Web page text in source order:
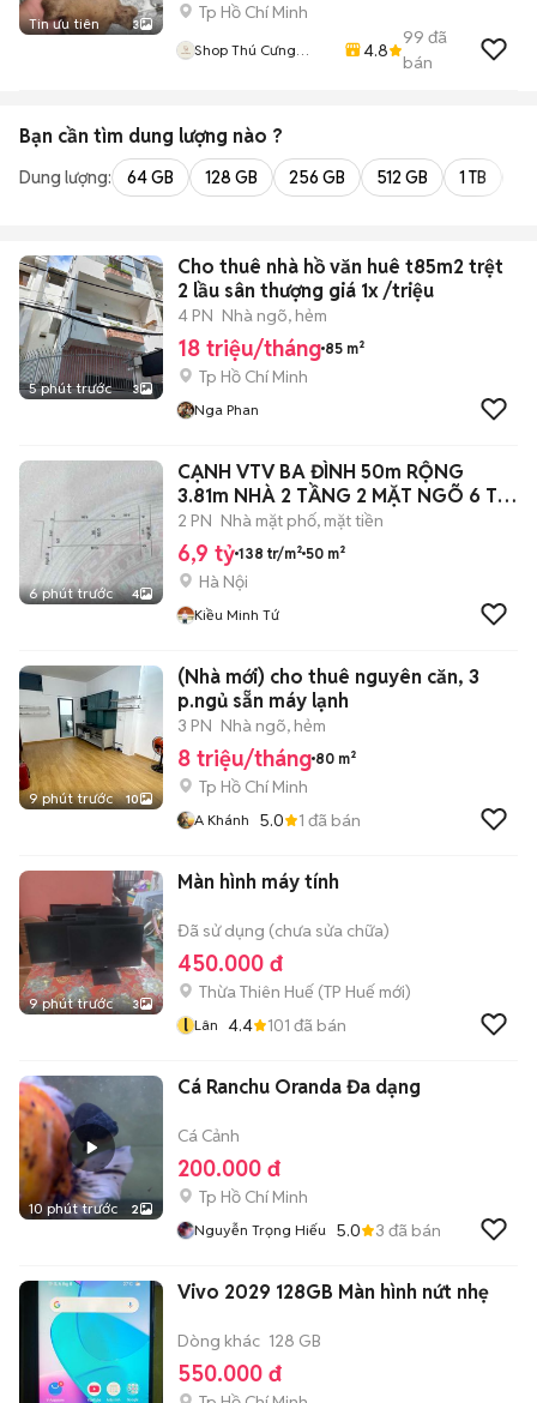
Tin ưu tiên 3
Tp Hồ Chí Minh
Shop Thú Cưng
4.8
99 đã
bán
Bạn cần tìm dung lượng nào ?
Dung lượng: 64 GB 128 GB 256 GB 512 GB 1 TB
5 phút trước 3
Cho thuê nhà hồ văn huê t85m2 trệt
2 lầu sân thượng giá 1x /triệu
4 PN Nhà ngõ, hẻm
18 triệu/tháng 85 m²
Tp Hồ Chí Minh
Nga Phan
6 phút trước 4
CẠNH VTV BA ĐÌNH 50m RỘNG
3.81m NHÀ 2 TẦNG 2 MẶT NGÕ 6 Ty
9
2 PN Nhà mặt phố, mặt tiền
6,9 tỷ 138 tr/m² 50 m²
Hà Nội
Kiều Minh Tứ
9 phút trước 10
(Nhà mới) cho thuê nguyên căn, 3
p.ngủ sẵn máy lạnh
3 PN Nhà ngõ, hẻm
8 triệu/tháng 80 m²
Tp Hồ Chí Minh
A Khánh 5.0 1 đã bán
9 phút trước 3
Màn hình máy tính
Đã sử dụng (chưa sửa chữa)
450.000 đ
Thừa Thiên Huế (TP Huế mới)
l Lân 4.4 101 đã bán
10 phút trước 2
Cá Ranchu Oranda Đa dạng
Cá Cảnh
200.000 đ
Tp Hồ Chí Minh
Nguyễn Trọng Hiếu 5.0 3 đã bán
Vivo 2029 128GB Màn hình nứt nhẹ
Dòng khác 128 GB
550.000 đ